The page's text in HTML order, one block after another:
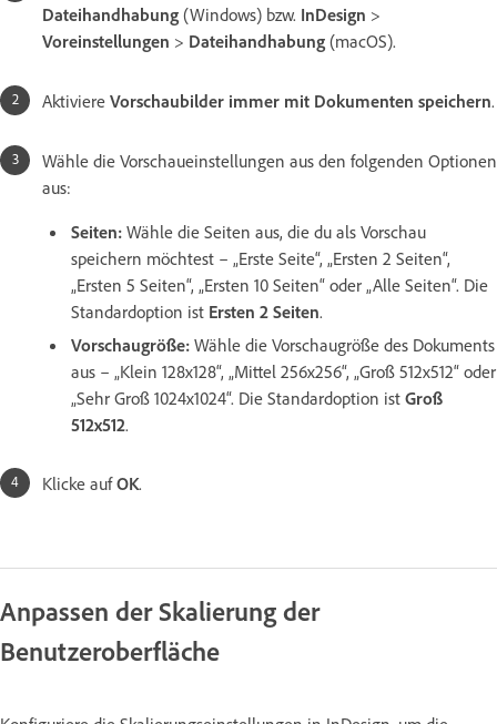
Dateihandhabung (Windows) bzw. InDesign >
Voreinstellungen > Dateihandhabung (macOS).
Aktiviere Vorschaubilder immer mit Dokumenten speichern.
Wähle die Vorschaueinstellungen aus den folgenden Optionen
aus:
Seiten: Wähle die Seiten aus, die du als Vorschau
speichern möchtest – „Erste Seite“, „Ersten 2 Seiten“,
„Ersten 5 Seiten“, „Ersten 10 Seiten“ oder „Alle Seiten“. Die
Standardoption ist Ersten 2 Seiten.
Vorschaugröße: Wähle die Vorschaugröße des Dokuments
aus – „Klein 128x128“, „Mittel 256x256“, „Groß 512x512“ oder
„Sehr Groß 1024x1024“. Die Standardoption ist Groß
512x512.
Klicke aufOK.
Anpassen der Skalierung der
Benutzeroberfläche